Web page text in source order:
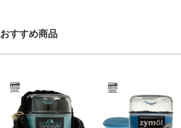
おすすめ商品